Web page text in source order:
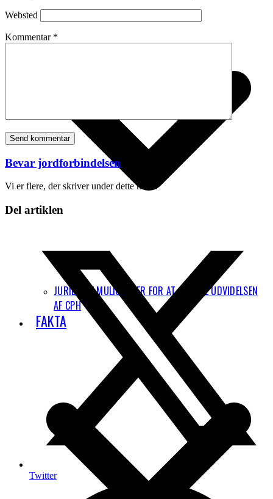
JURIDISKE MULIGHEDER FOR AT STOPPE UDVIDELSEN
AF CPH
FAKTA
Websted
Kommentar *
Bevar jordforbindelsen
Vi er flere, der skriver under dette navn.
Del artiklen
Twitter